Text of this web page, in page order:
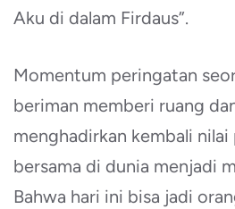
Aku di dalam Firdaus”.
Momentum peringatan
beriman memberi ruang
menghadirkan kembali nilai
bersama di dunia menjadi
Bahwa hari ini bisa jadi